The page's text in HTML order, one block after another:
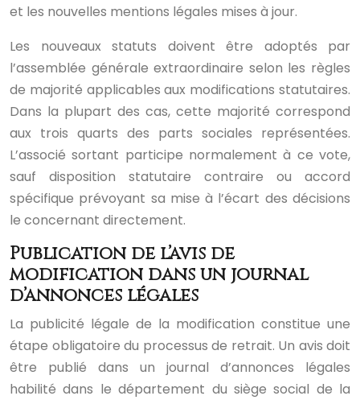
et les nouvelles mentions légales mises à jour.
Les nouveaux statuts doivent être adoptés par
l’assemblée générale extraordinaire selon les règles
de majorité applicables aux modifications statutaires.
Dans la plupart des cas, cette majorité correspond
aux trois quarts des parts sociales représentées.
L’associé sortant participe normalement à ce vote,
sauf disposition statutaire contraire ou accord
spécifique prévoyant sa mise à l’écart des décisions
le concernant directement.
Publication de l’avis de
modification dans un journal
d’annonces légales
La publicité légale de la modification constitue une
étape obligatoire du processus de retrait. Un avis doit
être publié dans un journal d’annonces légales
habilité dans le département du siège social de la